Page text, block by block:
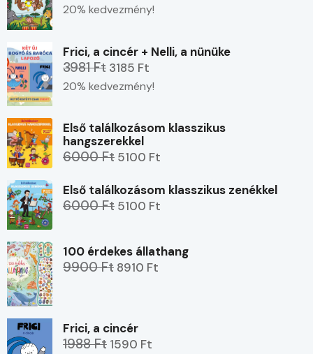
20% kedvezmény!
Frici, a cincér + Nelli, a nünüke
3981 Ft 3185 Ft
20% kedvezmény!
Első találkozásom klasszikus
hangszerekkel
6000 Ft 5100 Ft
Első találkozásom klasszikus zenékkel
6000 Ft 5100 Ft
100 érdekes állathang
9900 Ft 8910 Ft
Frici, a cincér
1988 Ft 1590 Ft